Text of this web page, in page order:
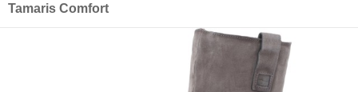
Tamaris Comfort